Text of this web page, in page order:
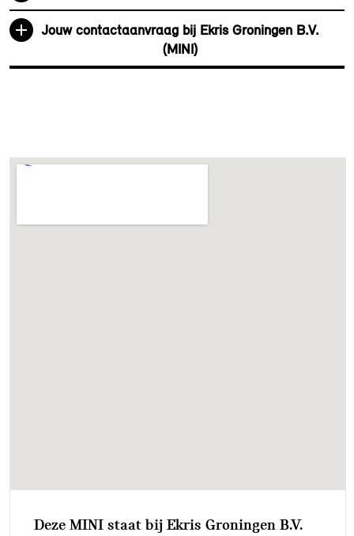
Anti blokkeer systeem
Jouw contactaanvraag bij Ekris Groningen B.V.
(MINI)
Deze MINI staat bij Ekris Groningen B.V.